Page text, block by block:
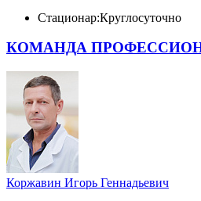
Стационар:Круглосуточно
КОМАНДА
Коржавин Игорь Геннадьевич